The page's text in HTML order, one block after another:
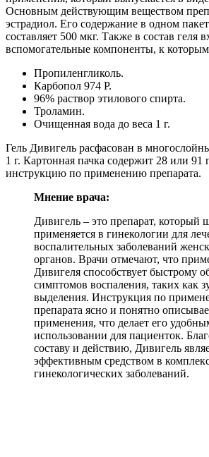
Основным действующим веществом
эстрадиол. Его содержание в одном
составляет 500 мкг. Также в состав геля
вспомогательные компоненты, к которым
Пропиленгликоль.
Карбопол 974 Р.
96% раствор этилового спирта.
Троламин.
Очищенная вода до веса 1 г.
Гель Дивигель расфасован в
1 г. Картонная пачка содержит 28 или 91
инструкцию по применению препарата.
Мнение врача:
Дивигель – это препарат, который
применяется в гинекологии для
воспалительных заболеваний
органов. Врачи отмечают, что
Дивигеля способствует быстрому
симптомов воспаления, таких как
выделения. Инструкция по
препарата ясно и понятно
применения, что делает его
использовании для пациенток.
составу и действию, Дивигель
эффективным средством в
гинекологических заболеваний.